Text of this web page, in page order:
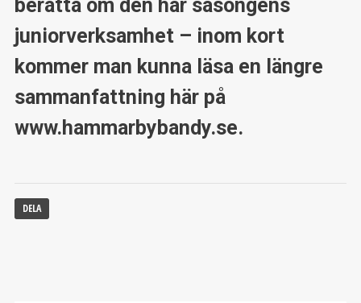
berätta om den här säsongens
juniorverksamhet – inom kort
kommer man kunna läsa en längre
sammanfattning här på
www.hammarbybandy.se.
DELA